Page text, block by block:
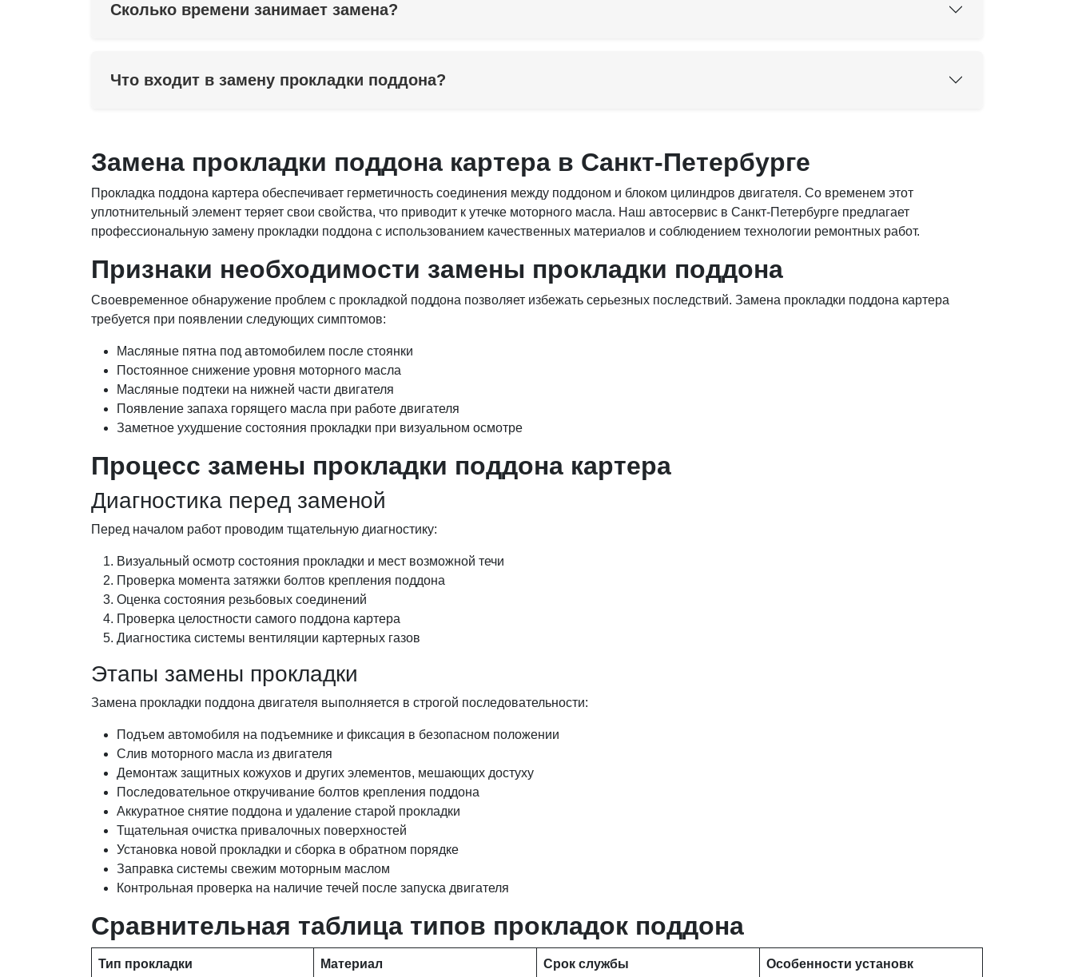
Сколько времени занимает замена?
Что входит в замену прокладки поддона?
Замена прокладки поддона картера в Санкт-Петербурге
Прокладка поддона картера обеспечивает герметичность соединения между поддоном и блоком цилиндров двигателя. Со временем этот
уплотнительный элемент теряет свои свойства, что приводит к утечке моторного масла. Наш автосервис в Санкт-Петербурге предлагает
профессиональную замену прокладки поддона с использованием качественных материалов и соблюдением технологии ремонтных работ.
Признаки необходимости замены прокладки поддона
Своевременное обнаружение проблем с прокладкой поддона позволяет избежать серьезных последствий. Замена прокладки поддона картера
требуется при появлении следующих симптомов:
Масляные пятна под автомобилем после стоянки
Постоянное снижение уровня моторного масла
Масляные подтеки на нижней части двигателя
Появление запаха горящего масла при работе двигателя
Заметное ухудшение состояния прокладки при визуальном осмотре
Процесс замены прокладки поддона картера
Диагностика перед заменой
Перед началом работ проводим тщательную диагностику:
Визуальный осмотр состояния прокладки и мест возможной течи
Проверка момента затяжки болтов крепления поддона
Оценка состояния резьбовых соединений
Проверка целостности самого поддона картера
Диагностика системы вентиляции картерных газов
Этапы замены прокладки
Замена прокладки поддона двигателя выполняется в строгой последовательности:
Подъем автомобиля на подъемнике и фиксация в безопасном положении
Слив моторного масла из двигателя
Демонтаж защитных кожухов и других элементов, мешающих достуху
Последовательное откручивание болтов крепления поддона
Аккуратное снятие поддона и удаление старой прокладки
Тщательная очистка привалочных поверхностей
Установка новой прокладки и сборка в обратном порядке
Заправка системы свежим моторным маслом
Контрольная проверка на наличие течей после запуска двигателя
Сравнительная таблица типов прокладок поддона
Тип прокладки Материал Срок службы Особенности установк